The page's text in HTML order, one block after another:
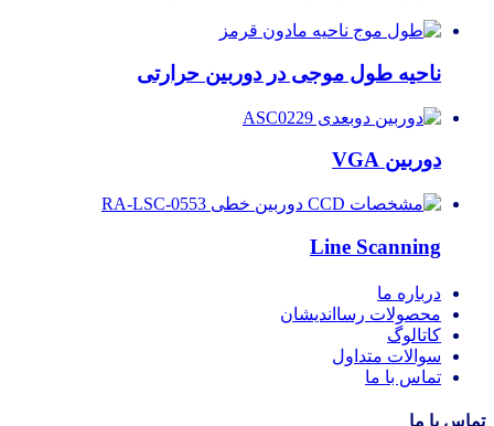
ناحیه طول موجی در دوربین حرارتی
دوربین VGA
Line Scanning
درباره ما
محصولات رسااندیشان
کاتالوگ
سوالات متداول
تماس با ما
تماس با ما